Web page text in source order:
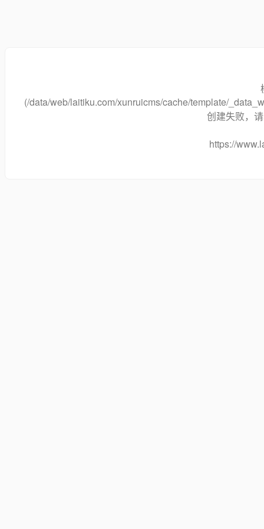
(/data/web/laitiku.com/xunruicms/cache/template/
创建失败，
https://